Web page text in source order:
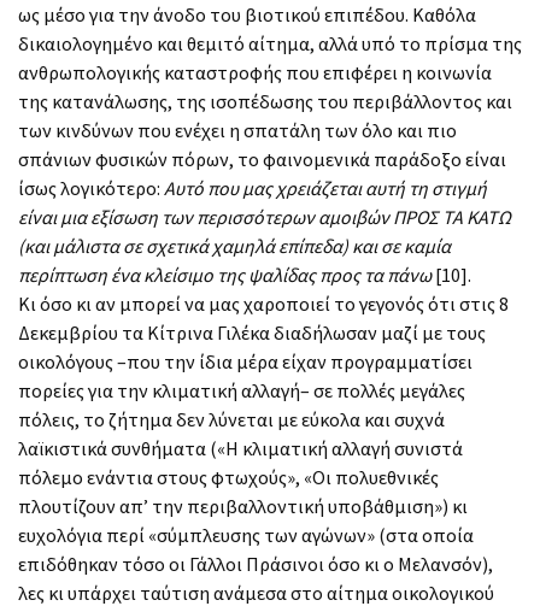
ως μέσο για την άνοδο του βιοτικού επιπέδου. Καθόλα
δικαιολογημένο και θεμιτό αίτημα, αλλά υπό το πρίσμα της
ανθρωπολογικής καταστροφής που επιφέρει η κοινωνία
της κατανάλωσης, της ισοπέδωσης του περιβάλλοντος και
των κινδύνων που ενέχει η σπατάλη των όλο και πιο
σπάνιων φυσικών πόρων, το φαινομενικά παράδοξο είναι
ίσως λογικότερο: Αυτό που μας χρειάζεται αυτή τη στιγμή
είναι μια εξίσωση των περισσότερων αμοιβών ΠΡΟΣ ΤΑ ΚΑΤΩ
(και μάλιστα σε σχετικά χαμηλά επίπεδα) και σε καμία
περίπτωση ένα κλείσιμο της ψαλίδας προς τα πάνω[10].
Κι όσο κι αν μπορεί να μας χαροποιεί το γεγονός ότι στις 8
Δεκεμβρίου τα Κίτρινα Γιλέκα διαδήλωσαν μαζί με τους
οικολόγους –που την ίδια μέρα είχαν προγραμματίσει
πορείες για την κλιματική αλλαγή– σε πολλές μεγάλες
πόλεις, το ζήτημα δεν λύνεται με εύκολα και συχνά
λαϊκιστικά συνθήματα («Η κλιματική αλλαγή συνιστά
πόλεμο ενάντια στους φτωχούς», «Οι πολυεθνικές
πλουτίζουν απ’ την περιβαλλοντική υποβάθμιση») κι
ευχολόγια περί «σύμπλευσης των αγώνων» (στα οποία
επιδόθηκαν τόσο οι Γάλλοι Πράσινοι όσο κι ο Μελανσόν),
λες κι υπάρχει ταύτιση ανάμεσα στο αίτημα οικολογικού